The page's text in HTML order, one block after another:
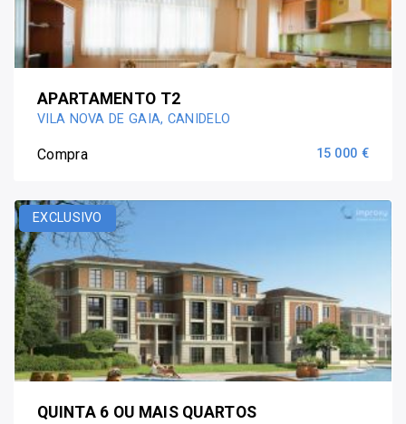
APARTAMENTO T2
VILA NOVA DE GAIA, CANIDELO
Compra 15 000 €
EXCLUSIVO
QUINTA 6 OU MAIS QUARTOS